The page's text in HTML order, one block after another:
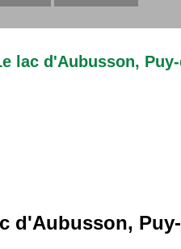
lac d'Aubusson, Puy-
d'Aubusson,